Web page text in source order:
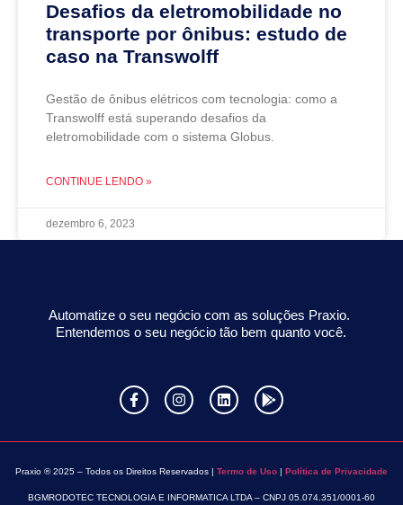
Desafios da eletromobilidade no
transporte por ônibus: estudo de
caso na Transwolff
Gestão de ônibus elétricos com tecnologia: como a
Transwolff está superando desafios da
eletromobilidade com o sistema Globus.
CONTINUE LENDO »
dezembro 6, 2023
Automatize o seu negócio com as soluções Praxio.
Entendemos o seu negócio tão bem quanto você.
Praxio ® 2025 – Todos os Direitos Reservados | Termo de Uso | Política de Privacidade
BGMRODOTEC TECNOLOGIA E INFORMATICA LTDA – CNPJ 05.074.351/0001-60